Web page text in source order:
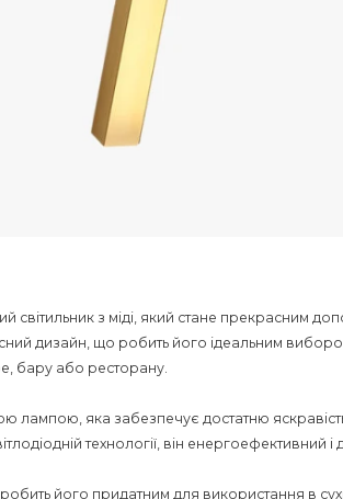
світильник з міді, який стане прекрасним
дизайн, що робить його ідеальним вибором
бару або ресторану.
лампою, яка забезпечує достатню
технології, він енергоефективний і
його придатним для використання в